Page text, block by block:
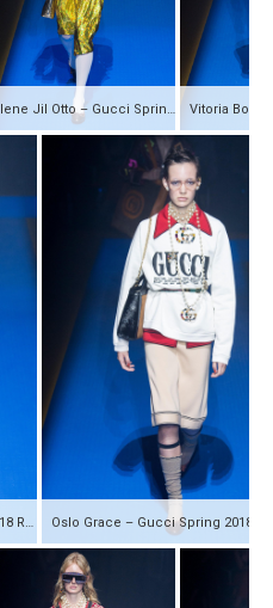
Helene Jil Otto – Gucci Spring 2018 Ready-to-Wear
Unia Pakhomova – Gucci Spring 2018 Ready-to-Wear